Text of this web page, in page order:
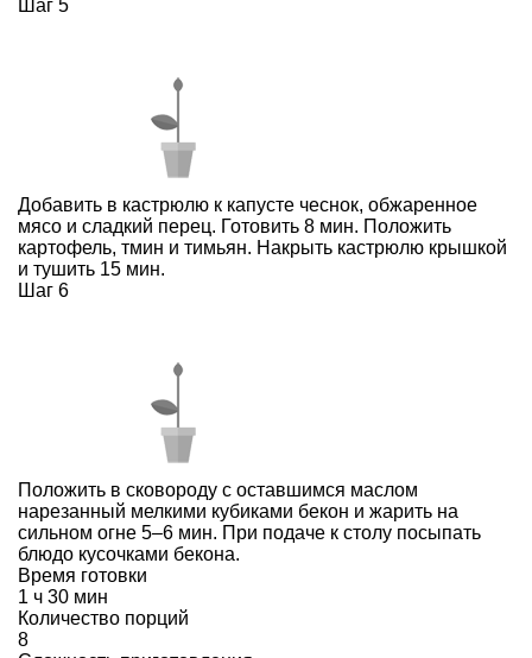
Шаг 5
Добавить в кастрюлю к капусте чеснок, обжаренное
мясо и сладкий перец. Готовить 8 мин. Положить
картофель, тмин и тимьян. Накрыть кастрюлю крышкой
и тушить 15 мин.
Шаг 6
Положить в сковороду с оставшимся маслом
нарезанный мелкими кубиками бекон и жарить на
сильном огне 5–6 мин. При подаче к столу посыпать
блюдо кусочками бекона.
Время готовки
1 ч 30 мин
Количество порций
8